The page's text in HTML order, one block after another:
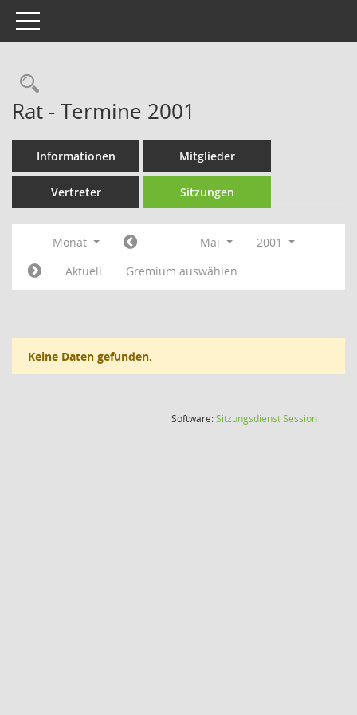
Toggle navigation
Rechercheauswahl
Rat - Termine 2001
Informationen Mitglieder
Vertreter Sitzungen
Monat Mai
2001
Aktuell
Gremium auswählen
Keine Daten gefunden.
Software:SitzungsdienstSession(Wird in